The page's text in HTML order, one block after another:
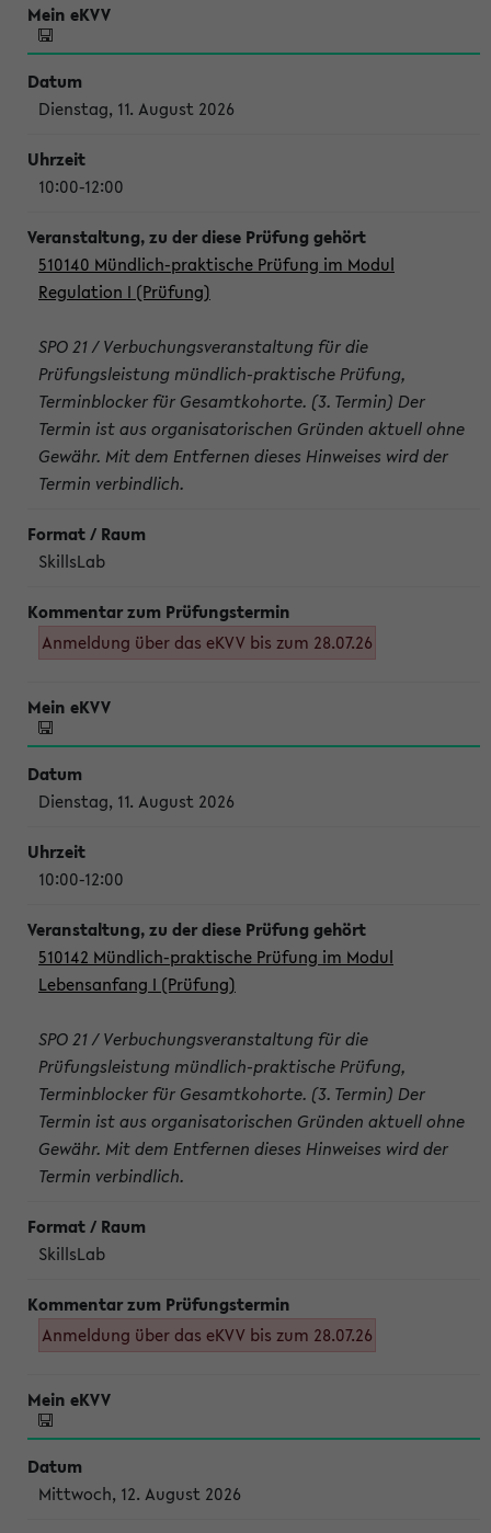
Dienstag, 11. August 2026
10:00-12:00
510140 Mündlich-praktische Prüfung im Modul
Regulation I (Prüfung)
SPO 21 / Verbuchungsveranstaltung für die
Prüfungsleistung mündlich-praktische Prüfung,
Terminblocker für Gesamtkohorte. (3. Termin) Der
Termin ist aus organisatorischen Gründen aktuell ohne
Gewähr. Mit dem Entfernen dieses Hinweises wird der
Termin verbindlich.
SkillsLab
Anmeldung über das eKVV bis zum 28.07.26
Dienstag, 11. August 2026
10:00-12:00
510142 Mündlich-praktische Prüfung im Modul
Lebensanfang I (Prüfung)
SPO 21 / Verbuchungsveranstaltung für die
Prüfungsleistung mündlich-praktische Prüfung,
Terminblocker für Gesamtkohorte. (3. Termin) Der
Termin ist aus organisatorischen Gründen aktuell ohne
Gewähr. Mit dem Entfernen dieses Hinweises wird der
Termin verbindlich.
SkillsLab
Anmeldung über das eKVV bis zum 28.07.26
Mittwoch, 12. August 2026